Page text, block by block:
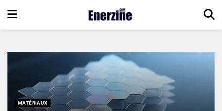
MATÉRIAUX